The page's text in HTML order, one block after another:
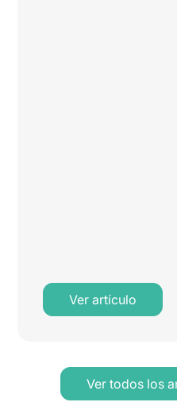
Ver artículo
Ver todos los